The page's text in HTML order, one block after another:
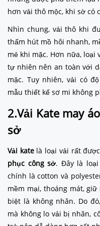
hơn vải thô mộc, khi sờ có
Nhìn chung, vải thô khi
thấm hút mồ hôi nhanh,
mẻ khi mặc. Hơn nữa, loại
tự nhiên nên an toàn với
mặc. Tuy nhiên, vải có
mẫu thiết kế sơ mi không
2.Vải Kate may
sở
Vải katelà loại vải rất
phục công sở. Đây là
chính là cotton và
mềm mại, thoáng mát,
biệt là không nhăn. Do
mà không lo vải bị nhăn,